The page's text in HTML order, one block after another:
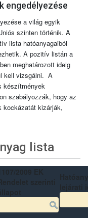
engedélyezése
a világ egyik
szinten történik. A
lista hatóanyagaiból
A pozitív listán a
meghatározott ideig
kell vizsgálni. A
készítmények
szabályozzák, hogy az
kockázatát kizárják,
lista